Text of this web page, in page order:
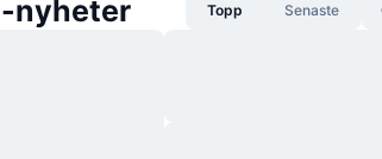
nyheter Topp Senaste